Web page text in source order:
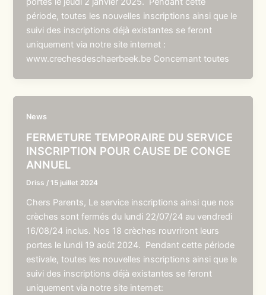
période, toutes les nouvelles inscriptions ainsi que le
suivi des inscriptions déjà existantes se feront
uniquement via notre site internet :
www.crechesdeschaerbeek.be Concernant toutes
News
FERMETURE TEMPORAIRE DU SERVICE
INSCRIPTION POUR CAUSE DE CONGE
ANNUEL
Driss /15 juillet 2024
Chers Parents, Le service inscriptions ainsi que nos
crèches sont fermés du lundi 22/07/24 au vendredi
16/08/24 inclus. Nos 18 crèches rouvriront leurs
portes le lundi 19 août 2024. Pendant cette période
estivale, toutes les nouvelles inscriptions ainsi que le
suivi des inscriptions déjà existantes se feront
uniquement via notre site internet: